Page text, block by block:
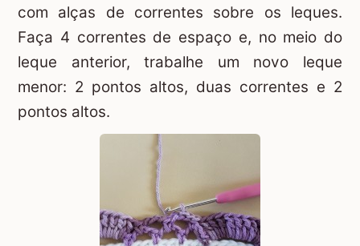
com alças de correntes sobre os leques.
Faça 4 correntes de espaço e, no meio do
leque anterior, trabalhe um novo leque
menor: 2 pontos altos, duas correntes e 2
pontos altos.